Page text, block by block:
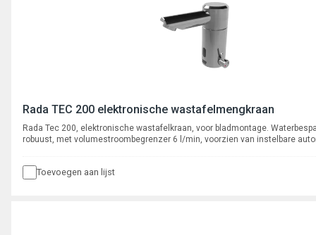
Rada TEC 200 elektronische wastafelmengkraan
Rada Tec 200, elektronische wastafelkraan, voor bladmontage.
robuust, met volumestroombegrenzer 6 l/min, voorzien van instelbare
Toevoegen aan lijst